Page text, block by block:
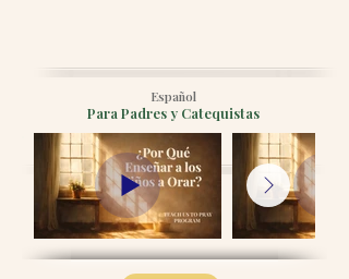
Español
Para Padres y Catequistas